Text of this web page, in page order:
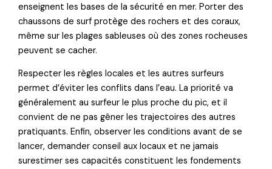
enseignent les bases de la sécurité en mer. Porter des
chaussons de surf protège des rochers et des coraux,
même sur les plages sableuses où des zones rocheuses
peuvent se cacher.
Respecter les règles locales et les autres surfeurs
permet d’éviter les conflits dans l’eau. La priorité va
généralement au surfeur le plus proche du pic, et il
convient de ne pas gêner les trajectoires des autres
pratiquants. Enfin, observer les conditions avant de se
lancer, demander conseil aux locaux et ne jamais
surestimer ses capacités constituent les fondements